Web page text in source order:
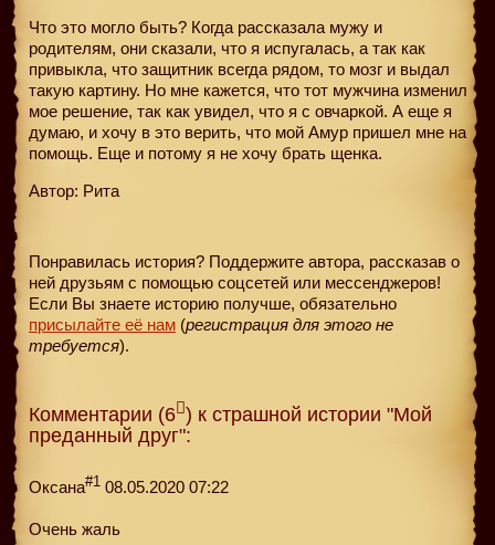
Что это могло быть? Когда рассказала мужу и
родителям, они сказали, что я испугалась, а так как
привыкла, что защитник всегда рядом, то мозг и выдал
такую картину. Но мне кажется, что тот мужчина изменил
мое решение, так как увидел, что я с овчаркой. А еще я
думаю, и хочу в это верить, что мой Амур пришел мне на
помощь. Еще и потому я не хочу брать щенка.
Автор: Рита
Понравилась история? Поддержите автора, рассказав о
ней друзьям с помощью соцсетей или мессенджеров!
Если Вы знаете историю получше, обязательно
присылайте её нам (регистрация для этого не
требуется).
Комментарии (6 ) к страшной истории "Мой
преданный друг":
Оксана#1 08.05.2020 07:22
Очень жаль